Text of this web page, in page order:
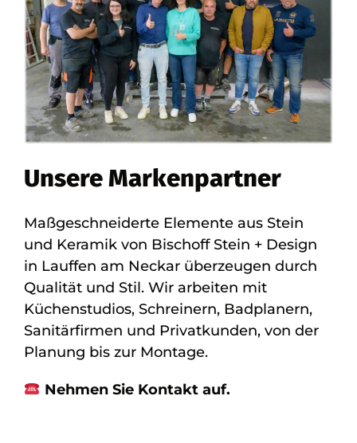
Unsere Markenpartner
Maßgeschneiderte Elemente aus Stein
und Keramik von Bischoff Stein + Design
in Lauffen am Neckar überzeugen durch
Qualität und Stil. Wir arbeiten mit
Küchenstudios, Schreinern, Badplanern,
Sanitärfirmen und Privatkunden, von der
Planung bis zur Montage.
Nehmen Sie Kontakt auf.